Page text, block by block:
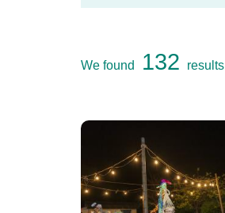
We found 132 results